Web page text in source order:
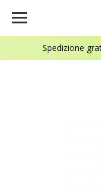
Spedizione